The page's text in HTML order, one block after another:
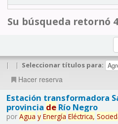
Su búsqueda retornó
| | Seleccionar títulos para:
Hacer reserva
Estación transformadora
provincia deRío Negro
por Agua y Energía Eléctrica,